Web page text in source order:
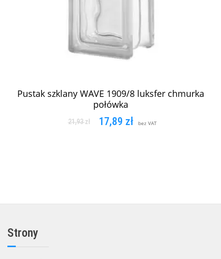
Pustak szklany WAVE 1909/8 luksfer chmurka
połówka
21,93zł 17,89 zł bez VAT
Strony